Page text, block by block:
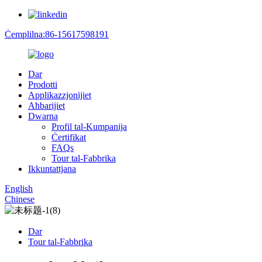
Ċemplilna:86-15617598191
Dar
Prodotti
Applikazzjonijiet
Aħbarijiet
Dwarna
Profil tal-Kumpanija
Ċertifikat
FAQs
Tour tal-Fabbrika
Ikkuntattjana
English
Chinese
Dar
Tour tal-Fabbrika